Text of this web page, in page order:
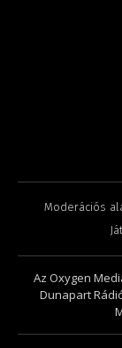
Moderációs
Az Oxygen
Dunapart